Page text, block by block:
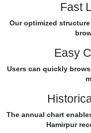
Fast
Our optimized
Easy
Users can quickly
The annual chart
Hamirpur